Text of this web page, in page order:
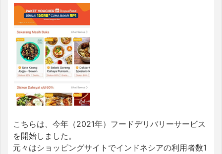
こちらは、今年（2021年）フードデリバリーサービス
を開始しました。
元々はショッピングサイトでインドネシアの利用者数1